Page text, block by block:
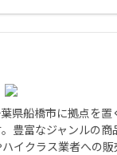
県船橋市に拠点を
豊富なジャンルの
イクラス業者への